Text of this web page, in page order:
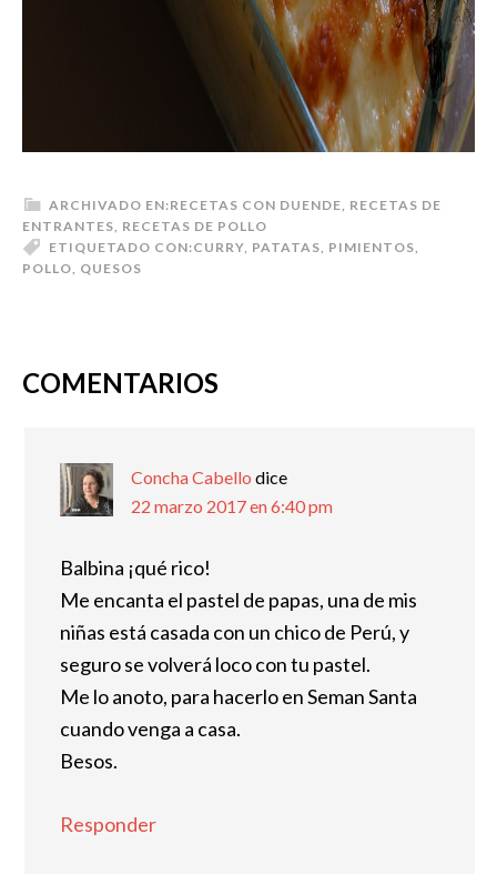
ARCHIVADO EN:RECETAS CON DUENDE, RECETAS DE
ENTRANTES, RECETAS DE POLLO
ETIQUETADO CON:CURRY, PATATAS, PIMIENTOS,
POLLO, QUESOS
COMENTARIOS
Concha Cabello dice
22 marzo 2017 en 6:40 pm
Balbina ¡qué rico!
Me encanta el pastel de papas, una de mis
niñas está casada con un chico de Perú, y
seguro se volverá loco con tu pastel.
Me lo anoto, para hacerlo en Seman Santa
cuando venga a casa.
Besos.
Responder